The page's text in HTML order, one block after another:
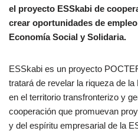
el proyecto ESSkabi de
crear oportunidades de
Economía Social y Solidaria.
ESSkabi es un proyecto
tratará de revelar la riqueza de
en el territorio transfronterizo y
cooperación que promuevan
y del espíritu empresarial de la